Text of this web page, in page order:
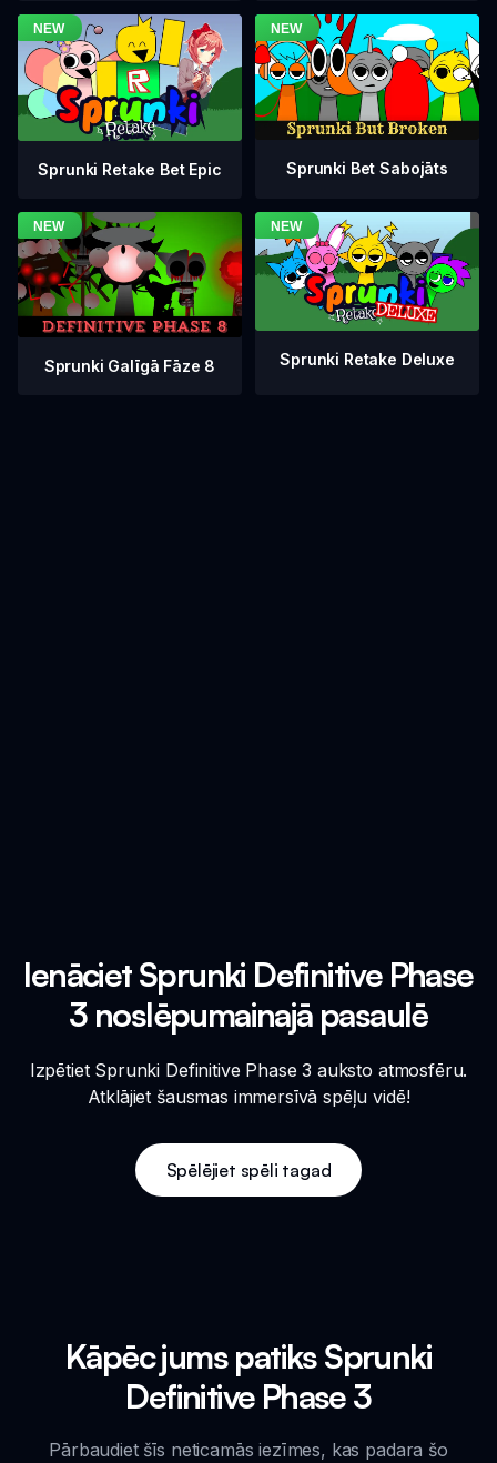
Sprunki Retake Bet Epic Sprunki Bet Sabojāts
Sprunki Galīgā Fāze 8 Sprunki Retake Deluxe
Ienāciet Sprunki Definitive Phase
3 noslēpumainajā pasaulē
Izpētiet Sprunki Definitive Phase 3 auksto atmosfēru.
Atklājiet šausmas immersīvā spēļu vidē!
Spēlējiet spēli tagad
Kāpēc jums patiks Sprunki
Definitive Phase 3
Pārbaudiet šīs neticamās iezīmes, kas padara šo